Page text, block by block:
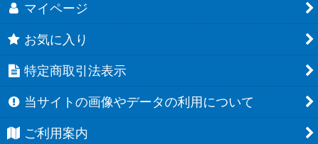
マイページ
お気に入り
特定商取引法表示
当サイトの画像やデータの利用について
ご利用案内